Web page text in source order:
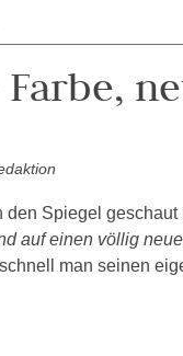
Spiegel geschaut
auf einen völlig
man seinen